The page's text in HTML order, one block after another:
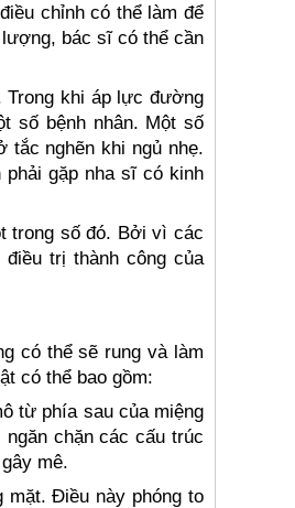
chỉnh có thể làm để
bác sĩ có thể cần
khi áp lực đường
số bệnh nhân. Một số
tắc nghẽn khi ngủ nhẹ.
gặp nha sĩ có kinh
trong số đó. Bởi vì các
trị thành công của
có thể sẽ rung và làm
có thể bao gồm:
từ phía sau của miệng
chặn các cấu trúc
mê.
Điều này phóng to